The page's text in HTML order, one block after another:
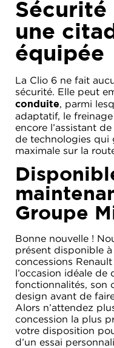
une
équipée
La Clio 6 ne fait
sécurité. Elle peut
conduite, parmi
adaptatif, le
encore l’assistant
de technologies qui
maximale sur la
Groupe
Bonne nouvelle !
présent disponible à
concessions
l’occasion idéale de
fonctionnalités, son
design avant de
Alors n’attendez
concession la plus
votre disposition
d’un essai